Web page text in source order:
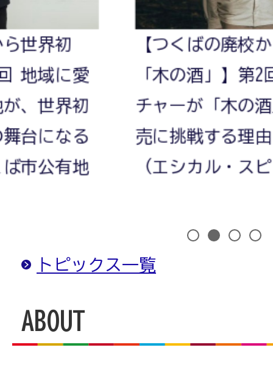
え
る
ち。
TSUKUBA
界初
域に愛
世界初
になる
公有地
【つくばの廃校から
「木の酒」】第2回
チャーが「木の酒
売に挑戦する理由
（エシカル・スピリ
1 2 3
4
トピックス一覧
ABOUT